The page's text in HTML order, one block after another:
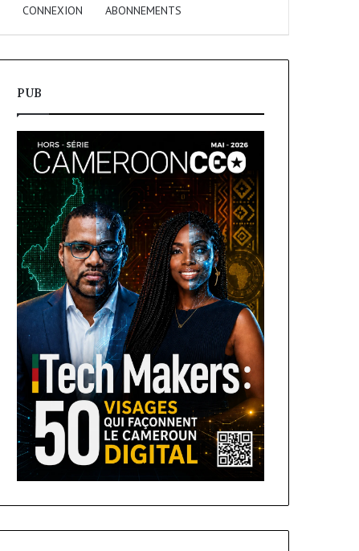
CONNEXION ABONNEMENTS
PUB